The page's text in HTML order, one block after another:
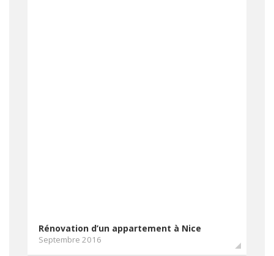
Rénovation d’un appartement à Nice
Septembre 2016